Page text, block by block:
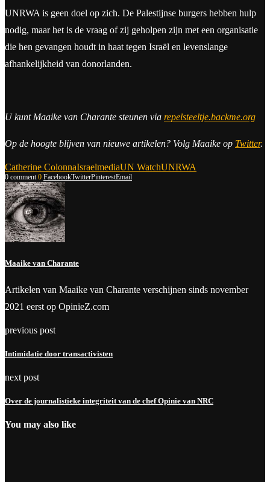
UNRWA is geen doel op zich. De Palestijnse burgers hebben hulp
nodig, maar het is de vraag of zij geholpen zijn met een organisatie
die hen gevangen houdt in haat tegen Israël en levenslange
afhankelijkheid van donorlanden.
U kunt Maaike van Charante steunen via repelsteeltje.backme.org
Op de hoogte blijven van nieuwe artikelen? Volg Maaike op Twitter.
Catherine ColonnaIsraelmediaUN WatchUNRWA
0 comment 0 FacebookTwitterPinterestEmail
Maaike van Charante
Artikelen van Maaike van Charante verschijnen sinds november
2021 eerst op OpinieZ.com
previous post
Intimidatie door transactivisten
next post
Over de journalistieke integriteit van de chef Opinie van NRC
You may also like